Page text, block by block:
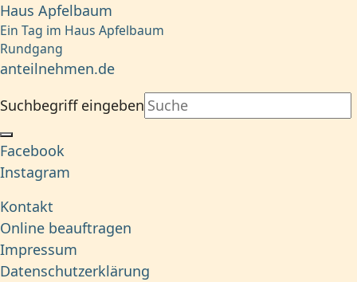
Haus Apfelbaum
Ein Tag im Haus Apfelbaum
Rundgang
anteilnehmen.de
Suchbegriff eingeben
Facebook
Instagram
Kontakt
Online beauftragen
Impressum
Datenschutzerklärung